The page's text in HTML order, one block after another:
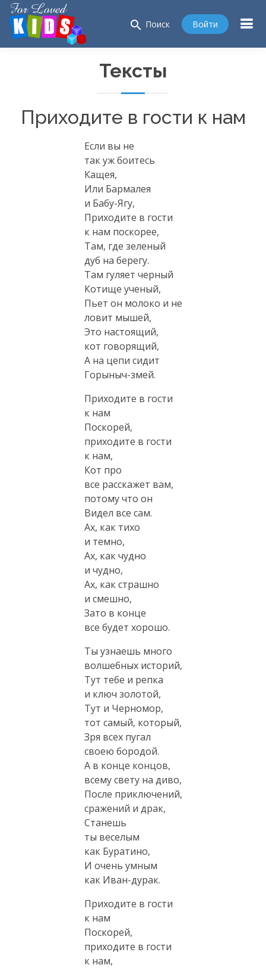
search Поиск Войти
Тексты
Приходите в гости к нам
Если вы не
так уж боитесь
Кащея,
Или Бармалея
и Бабу-Ягу,
Приходите в гости
к нам поскорее,
Там, где зеленый
дуб на берегу.
Там гуляет черный
Котище ученый,
Пьет он молоко и не
ловит мышей,
Это настоящий,
кот говорящий,
А на цепи сидит
Горыныч-змей.
Приходите в гости
к нам
Поскорей,
приходите в гости
к нам,
Кот про
все расскажет вам,
потому что он
Видел все сам.
Ах, как тихо
и темно,
Ах, как чудно
и чудно,
Ах, как страшно
и смешно,
Зато в конце
все будет хорошо.
Ты узнаешь много
волшебных историй,
Тут тебе и репка
и ключ золотой,
Тут и Черномор,
тот самый, который,
Зря всех пугал
своею бородой.
А в конце концов,
всему свету на диво,
После приключений,
сражений и драк,
Станешь
ты веселым
как Буратино,
И очень умным
как Иван-дурак.
Приходите в гости
к нам
Поскорей,
приходите в гости
к нам,